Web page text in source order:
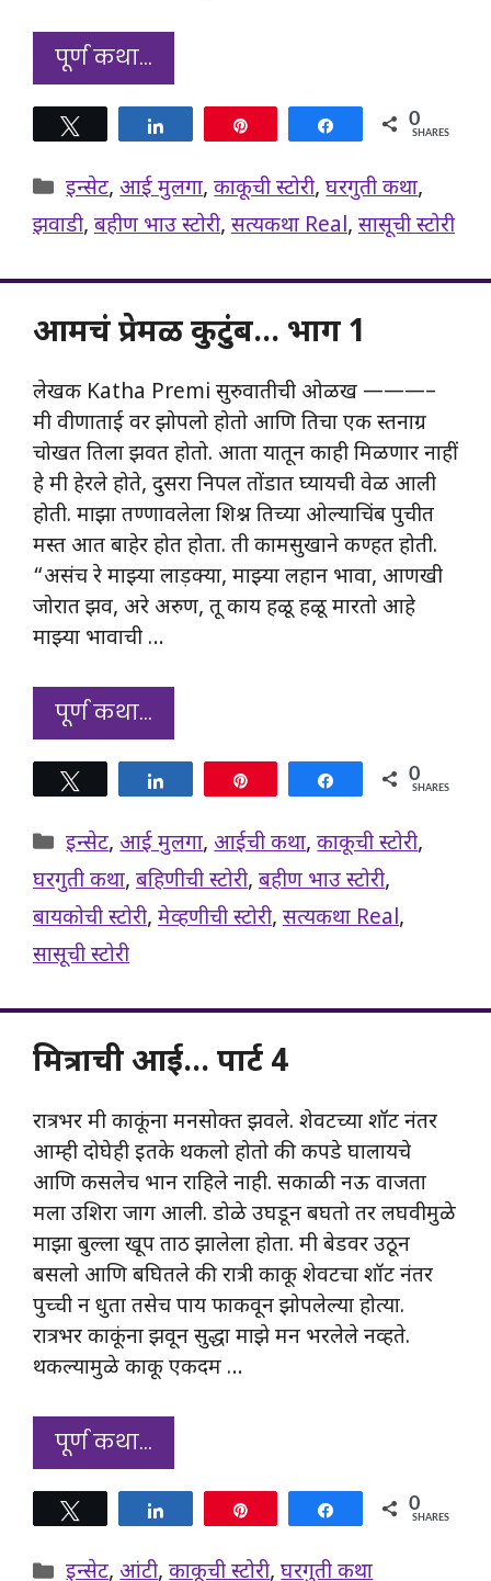
पूर्ण कथा…
Share 0
SHARES
Categories
इन्सेट,आई मुलगा,काकूची स्टोरी,घरगुती कथा,
झवाडी, बहीण भाउ स्टोरी, सत्यकथा Real, सासूची स्टोरी
आमचं प्रेमळ कुटुंब… भाग 1
लेखक Katha Premi सुरुवातीची ओळख ———–
मी वीणाताई वर झोपलो होतो आणि तिचा एक स्तनाग्र
चोखत तिला झवत होतो. आता यातून काही मिळणार नाहीं
हे मी हेरले होते, दुसरा निपल तोंडात घ्यायची वेळ आली
होती. माझा तण्णावलेला शिश्न तिच्या ओल्याचिंब पुचीत
मस्त आत बाहेर होत होता. ती कामसुखाने कण्हत होती.
“असंच रे माझ्या लाड़क्या, माझ्या लहान भावा, आणखी
जोरात झव, अरे अरुण, तू काय हळू हळू मारतो आहे
माझ्या भावाची …
पूर्ण कथा…
Share 0
SHARES
Categories
इन्सेट,आई मुलगा,आईची कथा,काकूची स्टोरी,
घरगुती कथा, बहिणीची स्टोरी, बहीण भाउ स्टोरी,
बायकोची स्टोरी, मेव्हणीची स्टोरी, सत्यकथा Real,
सासूची स्टोरी
मित्राची आई… पार्ट 4
रात्रभर मी काकूंना मनसोक्त झवले. शेवटच्या शॉट नंतर
आम्ही दोघेही इतके थकलो होतो की कपडे घालायचे
आणि कसलेच भान राहिले नाही. सकाळी नऊ वाजता
मला उशिरा जाग आली. डोळे उघडून बघतो तर लघवीमुळे
माझा बुल्ला खूप ताठ झालेला होता. मी बेडवर उठून
बसलो आणि बघितले की रात्री काकू शेवटचा शॉट नंतर
पुच्ची न धुता तसेच पाय फाकवून झोपलेल्या होत्या.
रात्रभर काकूंना झवून सुद्धा माझे मन भरलेले नव्हते.
थकल्यामुळे काकू एकदम …
पूर्ण कथा…
Share 0
SHARES
Categories
इन्सेट,आंटी,काकूची स्टोरी,घरगुती कथा